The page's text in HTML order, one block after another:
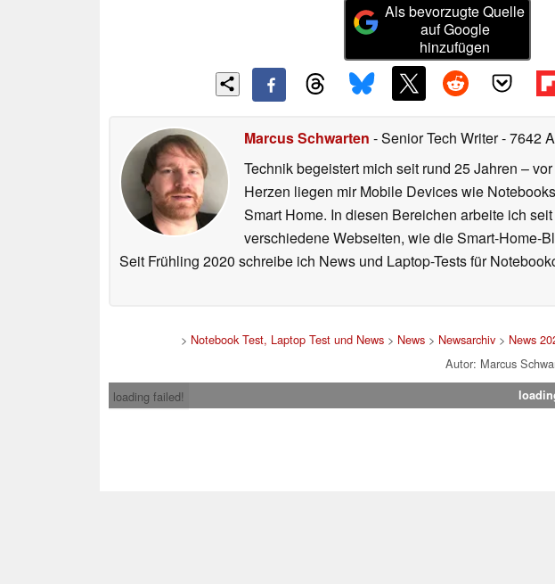
Als bevorzugte Quelle
auf Google
hinzufügen
Marcus Schwarten - Senior Tech Writer- 7642
Technik begeistert mich seit rund 25 Jahren –
Herzen liegen mir Mobile Devices wie
Smart Home. In diesen Bereichen arbeite ich
verschiedene Webseiten, wie die Smart-Home-
Seit Frühling 2020 schreibe ich News und Laptop-Tests für
> Notebook Test, Laptop Test und News> News> Newsarchiv> News
Autor: Marcus
loading failed!